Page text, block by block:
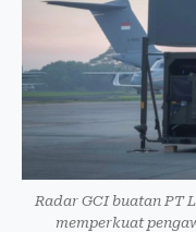
Radar GCI buatan PT
memperkuat